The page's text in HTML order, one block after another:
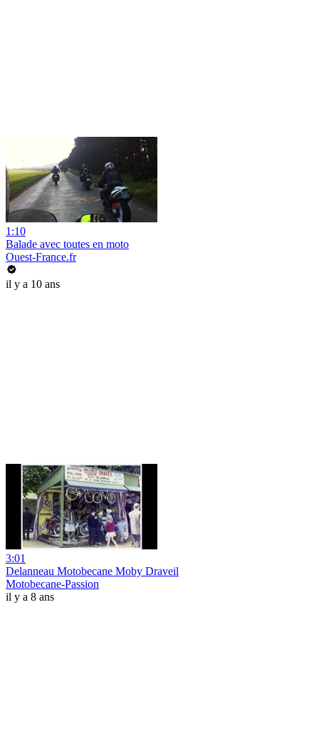
1:10
Balade avec toutes en moto
Ouest-France.fr
il y a 10 ans
3:01
Delanneau Motobecane Moby Draveil
Motobecane-Passion
il y a 8 ans